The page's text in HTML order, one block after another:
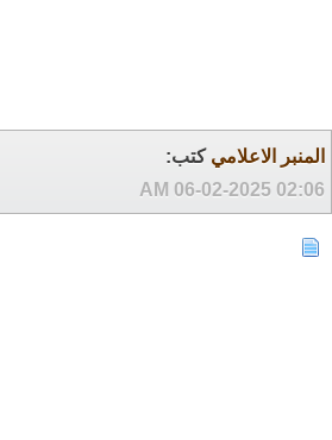
المنبر الاعلامي كتب:
06-02-2025 02:06 AM